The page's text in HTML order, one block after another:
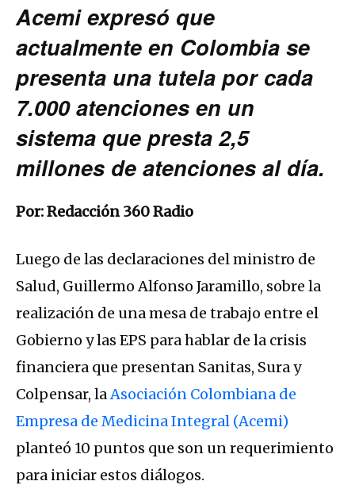
Acemi expresó que
actualmente en Colombia se
presenta una tutela por cada
7.000 atenciones en un
sistema que presta 2,5
millones de atenciones al día.
Por: Redacción 360 Radio
Luego de las declaraciones del ministro de
Salud, Guillermo Alfonso Jaramillo, sobre la
realización de una mesa de trabajo entre el
Gobierno y las EPS para hablar de la crisis
financiera que presentan Sanitas, Sura y
Colpensar, laAsociación Colombiana de
Empresa de Medicina Integral (Acemi)
planteó 10 puntos que son un requerimiento
para iniciar estos diálogos.